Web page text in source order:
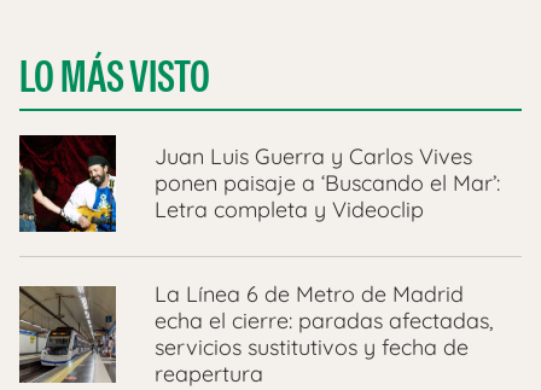
LO MÁS VISTO
Juan Luis Guerra y Carlos Vives
ponen paisaje a ‘Buscando el Mar’:
Letra completa y Videoclip
La Línea 6 de Metro de Madrid
echa el cierre: paradas afectadas,
servicios sustitutivos y fecha de
reapertura